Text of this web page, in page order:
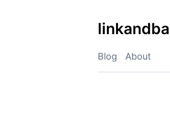
Blog About